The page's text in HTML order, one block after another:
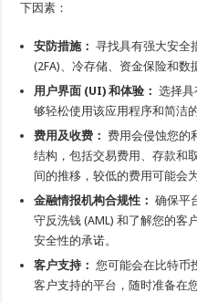
下因素：
安防措施： 寻找具有强大安全
(2FA)、冷存储、资金保险和数
用户界面 (UI) 和体验： 选择具
够轻松使用该应用程序和简洁
费用及收费： 费用会侵蚀您的
结构，包括交易费用、存款和
间的推移，较低的费用可能会
金融情报机构合规性： 确保平
守反洗钱 (AML) 和了解您的客
安全性的承诺。
客户支持： 您可能会在比特币
客户支持的平台，随时准备在